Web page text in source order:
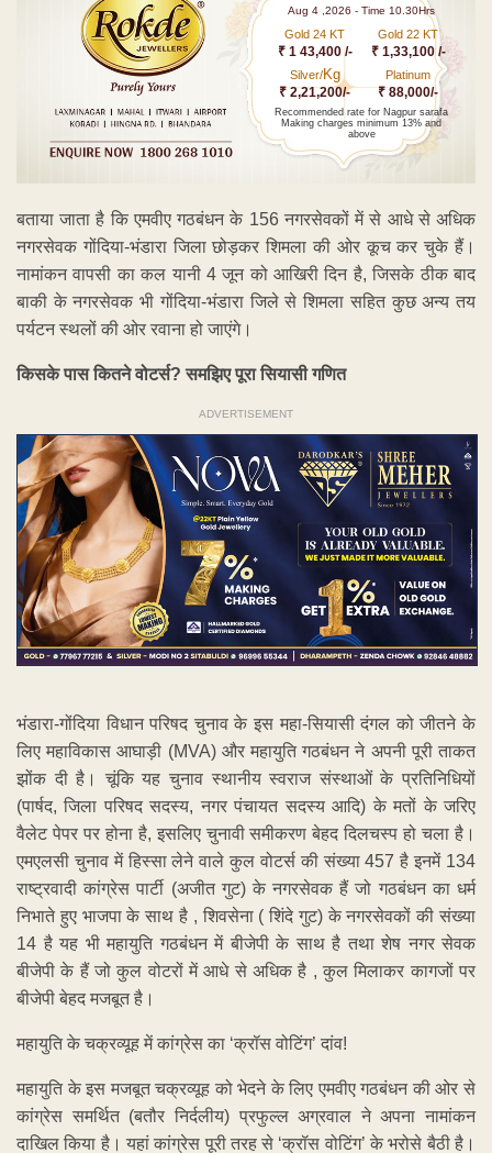
Aug 4 ,2026 - Time 10.30Hrs
Gold 24 KT
₹ 1 43,400 /-
Gold 22 KT
₹ 1,33,100 /-
Silver/Kg
₹ 2,21,200/-
Platinum
₹ 88,000/-
Recommended rate for Nagpur sarafa
Making charges minimum 13% and
above
बताया जाता है कि एमवीए गठबंधन के 156 नगरसेवकों में से आधे से अधिक
नगरसेवक गोंदिया-भंडारा जिला छोड़कर शिमला की ओर कूच कर चुके हैं।
नामांकन वापसी का कल यानी 4 जून को आखिरी दिन है, जिसके ठीक बाद
बाकी के नगरसेवक भी गोंदिया-भंडारा जिले से शिमला सहित कुछ अन्य तय
पर्यटन स्थलों की ओर रवाना हो जाएंगे।
किसके पास कितने वोटर्स? समझिए पूरा सियासी गणित
ADVERTISEMENT
भंडारा-गोंदिया विधान परिषद चुनाव के इस महा-सियासी दंगल को जीतने के
लिए महाविकास आघाड़ी (MVA) और महायुति गठबंधन ने अपनी पूरी ताकत
झोंक दी है। चूंकि यह चुनाव स्थानीय स्वराज संस्थाओं के प्रतिनिधियों
(पार्षद, जिला परिषद सदस्य, नगर पंचायत सदस्य आदि) के मतों के जरिए
वैलेट पेपर पर होना है, इसलिए चुनावी समीकरण बेहद दिलचस्प हो चला है।
एमएलसी चुनाव में हिस्सा लेने वाले कुल वोटर्स की संख्या 457 है इनमें 134
राष्ट्रवादी कांग्रेस पार्टी (अजीत गुट) के नगरसेवक हैं जो गठबंधन का धर्म
निभाते हुए भाजपा के साथ है , शिवसेना ( शिंदे गुट) के नगरसेवकों की संख्या
14 है यह भी महायुति गठबंधन में बीजेपी के साथ है तथा शेष नगर सेवक
बीजेपी के हैं जो कुल वोटरों में आधे से अधिक है , कुल मिलाकर कागजों पर
बीजेपी बेहद मजबूत है।
महायुति के चक्रव्यूह में कांग्रेस का ‘क्रॉस वोटिंग’ दांव!
महायुति के इस मजबूत चक्रव्यूह को भेदने के लिए एमवीए गठबंधन की ओर से
कांग्रेस समर्थित (बतौर निर्दलीय) प्रफुल्ल अग्रवाल ने अपना नामांकन
दाखिल किया है। यहां कांग्रेस पूरी तरह से ‘क्रॉस वोटिंग’ के भरोसे बैठी है।